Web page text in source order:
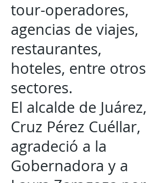
tour-operadores,
agencias de viajes,
restaurantes,
hoteles, entre otros
sectores.
El alcalde de Juárez,
Cruz Pérez Cuéllar,
agradeció a la
Gobernadora y a